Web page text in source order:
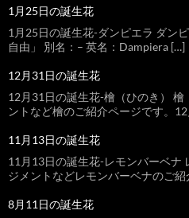
1月25日の誕生花
1月25日の誕生花-ダンピエラ ダン
自由」 別名：– 英名：Dampiera […]
12月31日の誕生花
12月31日の誕生花-檜（ひのき）
ントなど檜のご紹介ページです。
11月13日の誕生花
11月13日の誕生花-レモンバーベナ
ジメントなどレモンバーベナのご
8月11日の誕生花